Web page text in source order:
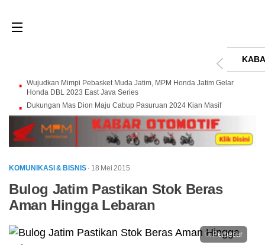
Wujudkan Mimpi Pebasket Muda Jatim, MPM Honda Jatim Gelar
Honda DBL 2023 East Java Series
Dukungan Mas Dion Maju Cabup Pasuruan 2024 Kian Masif
KOMUNIKASI & BISNIS · 18 Mei 2015
Bulog Jatim Pastikan Stok Beras
Aman Hingga Lebaran
Perbesar